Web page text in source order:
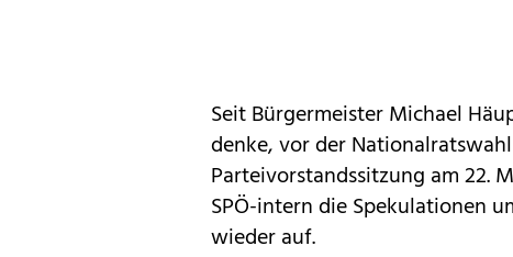
Seit Bürgermeister Michael
denke, vor der
Parteivorstandssitzung am 22.
SPÖ-intern die Spekulationen
wieder auf.